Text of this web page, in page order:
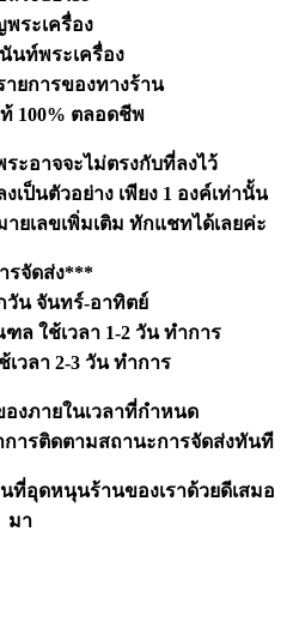
ระเครื่อง
นท์พระเครื่อง
ยการของทางร้าน
100% ตลอดชีพ
ะอาจจะไม่ตรงกับที่ลงไว้
เป็นตัวอย่าง เพียง 1 องค์เท่านั้น
ยเลขเพิ่มเติม ทักแชทได้เลยค่ะ
รจัดส่ง***
วัน จันทร์-อาทิตย์
ล ใช้เวลา 1-2 วัน ทำการ
เวลา 2-3 วัน ทำการ
งภายในเวลาที่กำหนด
ารติดตามสถานะการจัดส่งทันที
อุดหนุนร้านของเราด้วยดีเสมอ
มา